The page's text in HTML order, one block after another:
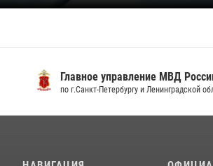
Главное управление МВД России
по г.Санкт-Петербургу и Ленинградской